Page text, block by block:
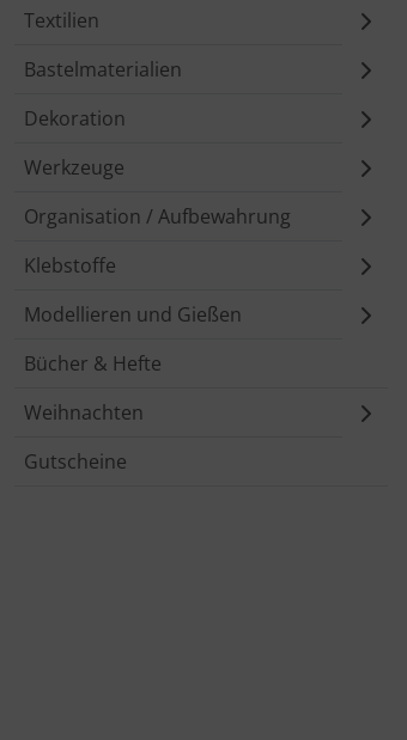
Textilien
Bastelmaterialien
Dekoration
Werkzeuge
Organisation / Aufbewahrung
Klebstoffe
Modellieren und Gießen
Bücher & Hefte
Weihnachten
Gutscheine